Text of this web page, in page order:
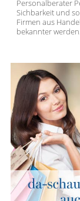
Personalberater
Sichbarkeit und
Firmen aus
bekannter